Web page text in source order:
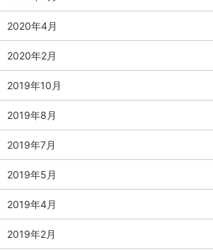
2020年4月
2020年2月
2019年10月
2019年8月
2019年7月
2019年5月
2019年4月
2019年2月